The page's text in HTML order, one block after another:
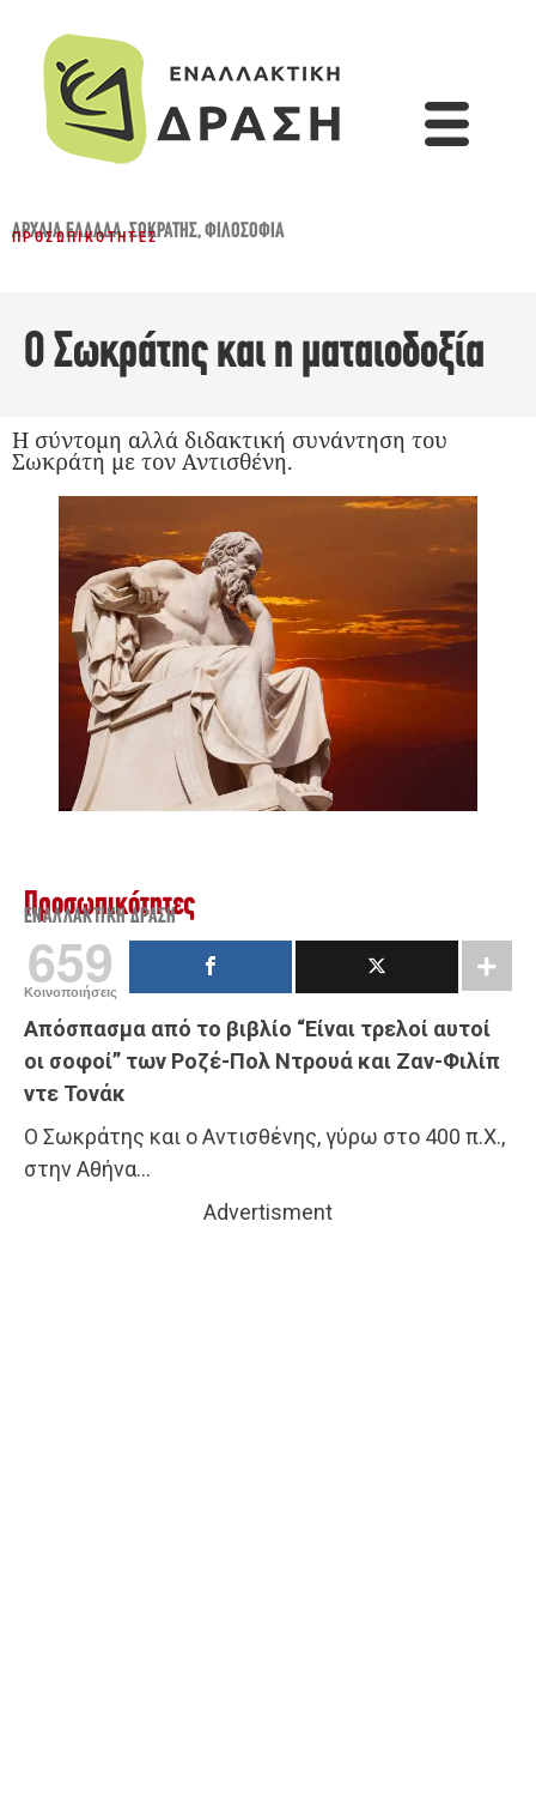
ΑΡΧΑΊΑ ΕΛΛΆΔΑ,ΣΩΚΡΆΤΗΣ,ΦΙΛΟΣΟΦΊΑ
ΠΡΟΣΩΠΙΚΌΤΗΤΕΣ
Ο Σωκράτης και η ματαιοδοξία
Η σύντομη αλλά διδακτική συνάντηση του
Σωκράτη με τον Αντισθένη.
Προσωπικότητες
ΕΝΑΛΛΑΚΤΙΚΉ ΔΡΆΣΗ
659
Κοινοποιήσεις
Απόσπασμα από το βιβλίο “Είναι τρελοί αυτοί
οι σοφοί” των Ροζέ-Πολ Ντρουά και Ζαν-Φιλίπ
ντε Τονάκ
Ο Σωκράτης και ο Αντισθένης, γύρω στο 400 π.Χ.,
στην Αθήνα…
Advertisment